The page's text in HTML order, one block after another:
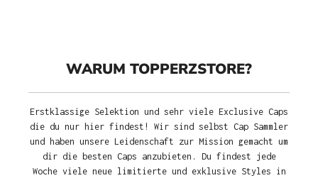
WARUM TOPPERZSTORE?
Erstklassige Selektion und sehr viele Exclusive Caps
die du nur hier findest! Wir sind selbst Cap Sammler
und haben unsere Leidenschaft zur Mission gemacht um
dir die besten Caps anzubieten. Du findest jede
Woche viele neue limitierte und exklusive Styles in